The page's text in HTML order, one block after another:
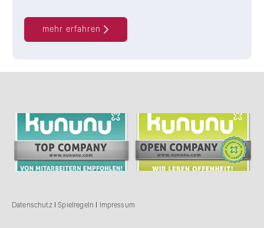
mehr erfahren
Datenschutz ISpielregeln I Impressum